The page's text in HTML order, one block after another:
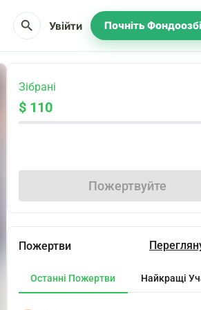
search Увійти Почніть
Зібрані
$ 110
Пожертвуйте
Пожертви
Останні Пожертви Найкращі